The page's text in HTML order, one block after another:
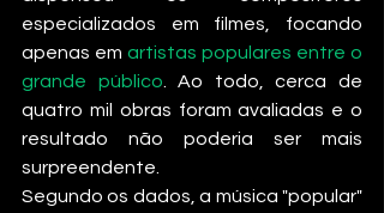
especializados em filmes, focando
apenas em artistas populares entre o
grande público . Ao todo, cerca de
quatro mil obras foram avaliadas e o
resultado não poderia ser mais
surpreendente.
Segundo os dados, a música "popular"